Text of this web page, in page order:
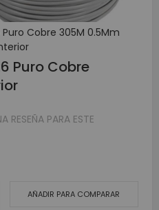
Cobre 305M 0.5Mm
Puro Cobre
RESEÑA PARA ESTE
AÑADIR PARA COMPARAR